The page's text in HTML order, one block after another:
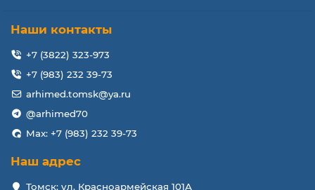
Наши контакты
+7 (3822) 323-973
+7 (983) 232 39-73
arhimed.tomsk@ya.ru
@arhimed70
Max: +7 (983) 232 39-73
Наш адрес
Томск: ул. Красноармейская 101А